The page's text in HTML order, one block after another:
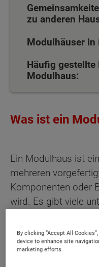
zu anderen
Modulhäuser in
Häufig gestellte
Modulhaus:
Was ist ein
Ein Modulhaus ist
mehreren
Komponenten oder
wird. Es gibt viele
Beispiel
grundsätzlich
By clicking “Accept All
device to enhance site
marketing efforts.